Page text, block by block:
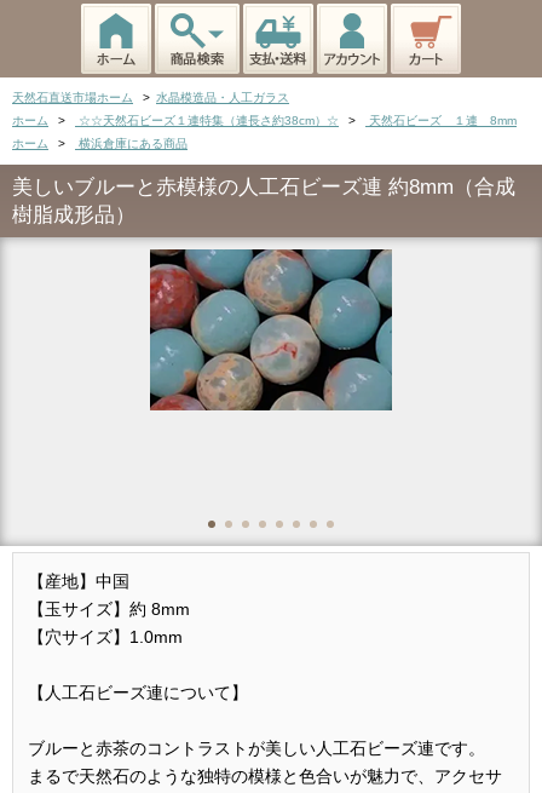
天然石直送市場ホーム > 水晶模造品・人工ガラス
ホーム
> ☆☆天然石ビーズ１連特集（連長さ約38cm）☆ >
天然石ビーズ １連 8mm
ホーム
> 横浜倉庫にある商品
美しいブルーと赤模様の人工石ビーズ連 約8mm（合成
樹脂成形品）
【産地】中国
【玉サイズ】約 8mm
【穴サイズ】1.0mm
【人工石ビーズ連について】
ブルーと赤茶のコントラストが美しい人工石ビーズ連です。
まるで天然石のような独特の模様と色合いが魅力で、アクセサ